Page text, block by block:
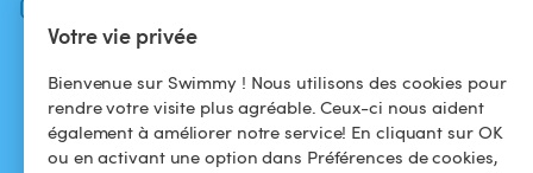
Votre vie privée
Bienvenue sur Swimmy ! Nous utilisons des cookies pour
rendre votre visite plus agréable. Ceux-ci nous aident
également à améliorer notre service! En cliquant sur OK
ou en activant une option dans Préférences de cookies,